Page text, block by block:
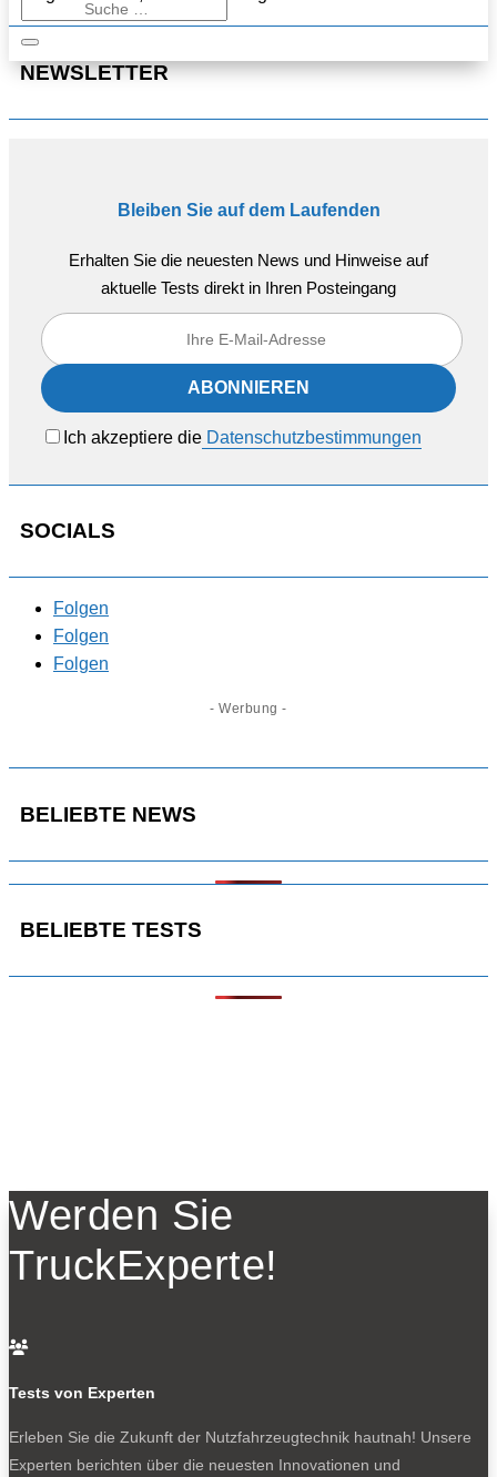
NEWSLETTER
Bleiben Sie auf dem Laufenden
Erhalten Sie die neuesten News und Hinweise auf
aktuelle Tests direkt in Ihren Posteingang
Ich akzeptiere die Datenschutzbestimmungen
SOCIALS
Folgen
Folgen
Folgen
- Werbung -
BELIEBTE NEWS
BELIEBTE TESTS
Werden Sie
TruckExperte!

Tests von Experten
Erleben Sie die Zukunft der Nutzfahrzeugtechnik hautnah! Unsere
Experten berichten über die neuesten Innovationen und